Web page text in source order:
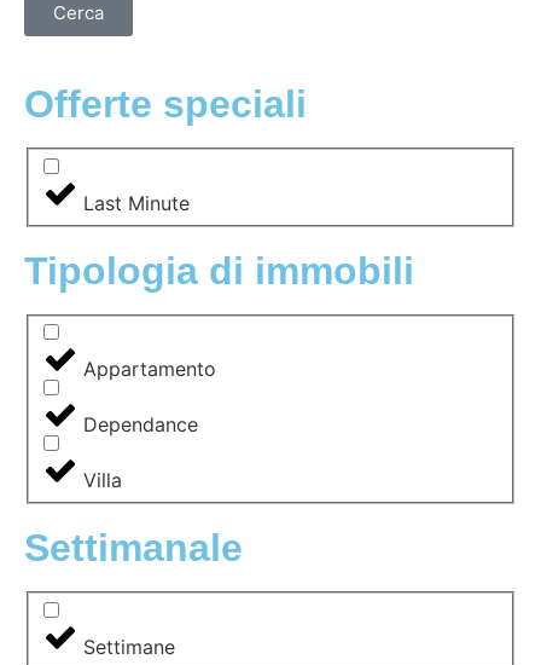
Cerca
Offerte speciali
Last Minute
Tipologia di immobili
Appartamento
Dependance
Villa
Settimanale
Settimane